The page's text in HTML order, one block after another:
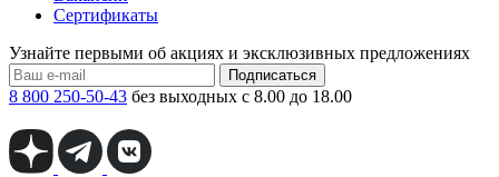
Сертификаты
Узнайте первыми об акциях и эксклюзивных предложениях
Подписаться
8 800 250-50-43 без выходных с 8.00 до 18.00